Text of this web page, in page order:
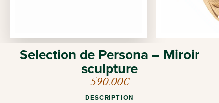
Selection de Persona – Miroir
sculpture
590.00€
DESCRIPTION